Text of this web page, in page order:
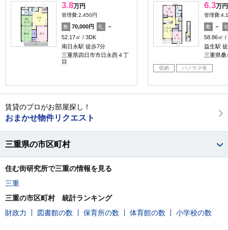
3.8万円
管理費:2,450円
敷 70,000円 礼
－
52.17㎡
3DK
南日永駅 徒歩7分
三重県四日市市日永西４丁
目
6.3万円
管理費
敷 －
58.86㎡
益生駅
三重県
収納 パノラマ有
賃貸のプロがお部屋探し！
おまかせ物件リクエスト
三重県の市区町村
住む街研究所で三重の情報を見る
三重
三重の市区町村 統計ランキング
財政力
図書館の数 保育所の数 体育館の数 小学校の数